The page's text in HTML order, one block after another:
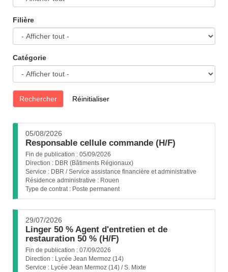
Filière
Catégorie
Rechercher Réinitialiser
05/08/2026
Responsable cellule commande (H/F)
Fin de publication : 05/09/2026
Direction : DBR (Bâtiments Régionaux)
Service : DBR / Service assistance financière et administrative
Résidence administrative : Rouen
Type de contrat : Poste permanent
29/07/2026
Linger 50 % Agent d'entretien et de
restauration 50 % (H/F)
Fin de publication : 07/09/2026
Direction : Lycée Jean Mermoz (14)
Service : Lycée Jean Mermoz (14) / S. Mixte